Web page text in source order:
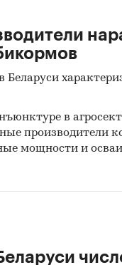
в
производители
мощности и